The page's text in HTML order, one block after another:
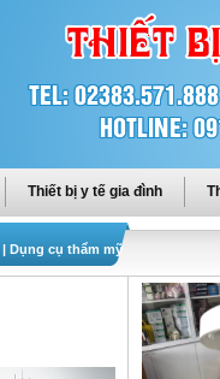
Thiết bị y tế gia đình
| Dụng cụ thẩm mỹ